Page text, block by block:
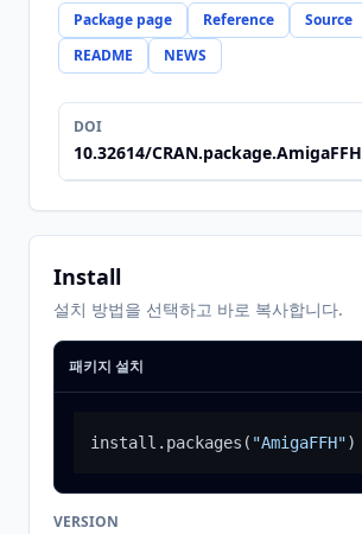
Package page Reference Source
README
NEWS
DOI
10.32614/CRAN.package.AmigaFFH
Install
설치 방법을 선택하고 바로 복사합니다.
패키지 설치
install.packages ( "AmigaFFH")
VERSION